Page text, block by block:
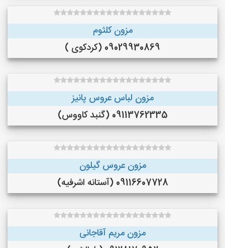
مزون کلثوم
09029930869 (کردکوی )
مزون لباس عروس پانیز
09113762335 (گنبد کاووس)
مزون عروس گیلون
09116607728 (آستانه اشرفیه)
مزون مریم آقاجانی